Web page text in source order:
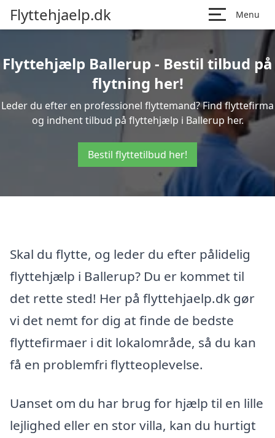
Flyttehjaelp.dk Menu
Flyttehjælp Ballerup - Bestil tilbud på
flytning her!
Leder du efter en professionel flyttemand? Find flyttefirma
og indhent tilbud på flyttehjælp i Ballerup her.
Bestil flyttetilbud her!
Skal du flytte, og leder du efter pålidelig
flyttehjælp i Ballerup? Du er kommet til
det rette sted! Her på flyttehjaelp.dk gør
vi det nemt for dig at finde de bedste
flyttefirmaer i dit lokalområde, så du kan
få en problemfri flytteoplevelse.
Uanset om du har brug for hjælp til en lille
lejlighed eller en stor villa, kan du hurtigt